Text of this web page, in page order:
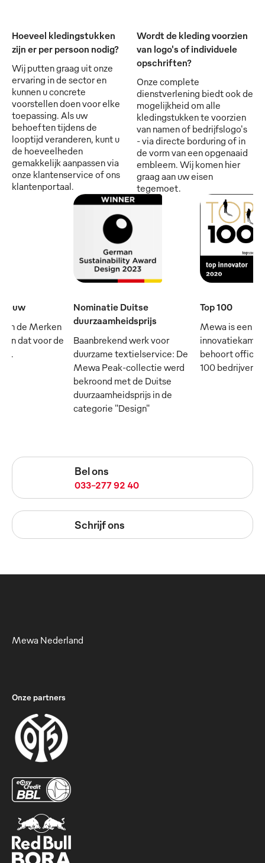
Hoeveel kledingstukken
zijn er per persoon nodig?
Wij putten graag uit onze
ervaring in de sector en
kunnen u concrete
voorstellen doen voor elke
toepassing. Als uw
behoeften tijdens de
looptijd veranderen, kunt u
de hoeveelheden
gemakkelijk aanpassen via
onze klantenservice of ons
klantenportaal.
Wordt de kleding voorzien
van logo's of individuele
opschriften?
Onze complete
dienstverlening biedt ook de
mogelijkheid om alle
kledingstukken te voorzien
van namen of bedrijfslogo's
- via directe borduring of in
de vorm van een opgenaaid
embleem. Wij komen hier
graag aan uw eisen
tegemoet.
eeuw
de Merken
en dat voor de
rij.
Nominatie Duitse
duurzaamheidsprijs
Baanbrekend werk voor
duurzame textielservice: De
Mewa Peak-collectie werd
bekroond met de Duitse
duurzaamheidsprijs in de
categorie "Design"
Top 100
Mewa is een
behoort
100 bedrijven
Bel ons
033-277 92 40
Schrijf ons
Mewa Nederland
Onze partners